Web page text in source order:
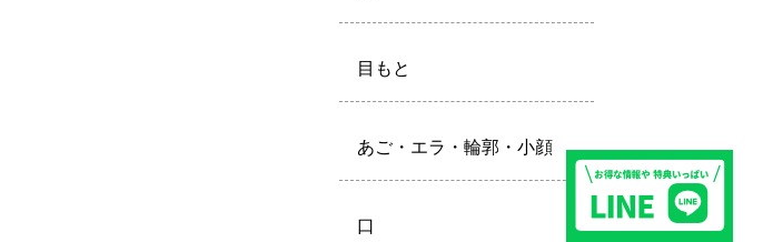
目もと
あご・エラ・輪郭・小顔
口